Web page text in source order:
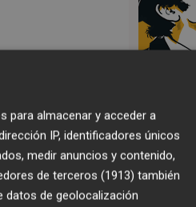
y
para almacenar y acceder a
IP, identificadores únicos
medir anuncios y contenido,
de terceros (1913) también
datos de geolocalización